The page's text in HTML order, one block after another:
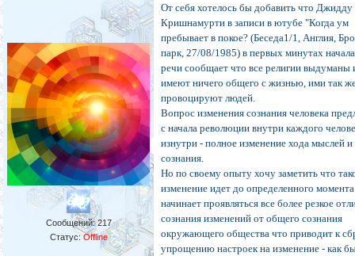
Сообщений:217
Статус:Offline
От себя хотелось бы добавить что Джидду
Кришнамурти в записи в ютубе "Когда ум
пребывает в покое? (Беседа1/1, Англия,
парк, 27/08/1985) в первых минутах
речи сообщает что все религии выдуманы
имеют ничего общего с жизнью, ими так
провоцируют людей.
Вопрос изменения сознания человека
с начала революции внутри каждого
изнутри - полное изменение хода мыслей и
сознания.
Но по своему опыту хочу заметить что
изменение идет до определенного
начинает проявляться все более резкое
сознания изменений от общего сознания
окружающего общества что приводит к
упрощению настроек на изменение - как